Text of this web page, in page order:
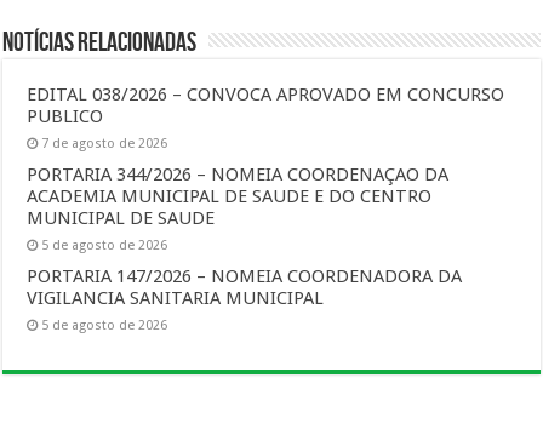
Notícias Relacionadas
EDITAL 038/2026 – CONVOCA APROVADO EM CONCURSO
PUBLICO
7 de agosto de 2026
PORTARIA 344/2026 – NOMEIA COORDENAÇAO DA
ACADEMIA MUNICIPAL DE SAUDE E DO CENTRO
MUNICIPAL DE SAUDE
5 de agosto de 2026
PORTARIA 147/2026 – NOMEIA COORDENADORA DA
VIGILANCIA SANITARIA MUNICIPAL
5 de agosto de 2026